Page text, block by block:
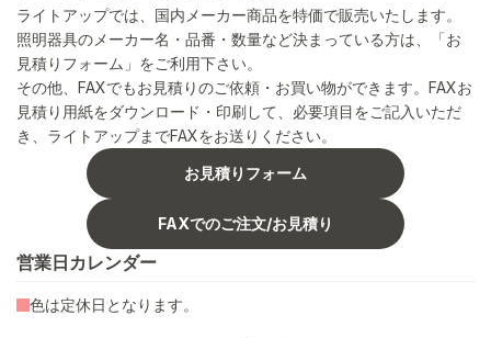
ライトアップでは、国内メーカー商品を特価で販売いたします。
照明器具のメーカー名・品番・数量など決まっている方は、「お
見積りフォーム」をご利用下さい。
その他、FAXでもお見積りのご依頼・お買い物ができます。FAXお
見積り用紙をダウンロード・印刷して、必要項目をご記入いただ
き、ライトアップまでFAXをお送りください。
お見積りフォーム
FAXでのご注文/お見積り
営業日カレンダー
色は定休日となります。